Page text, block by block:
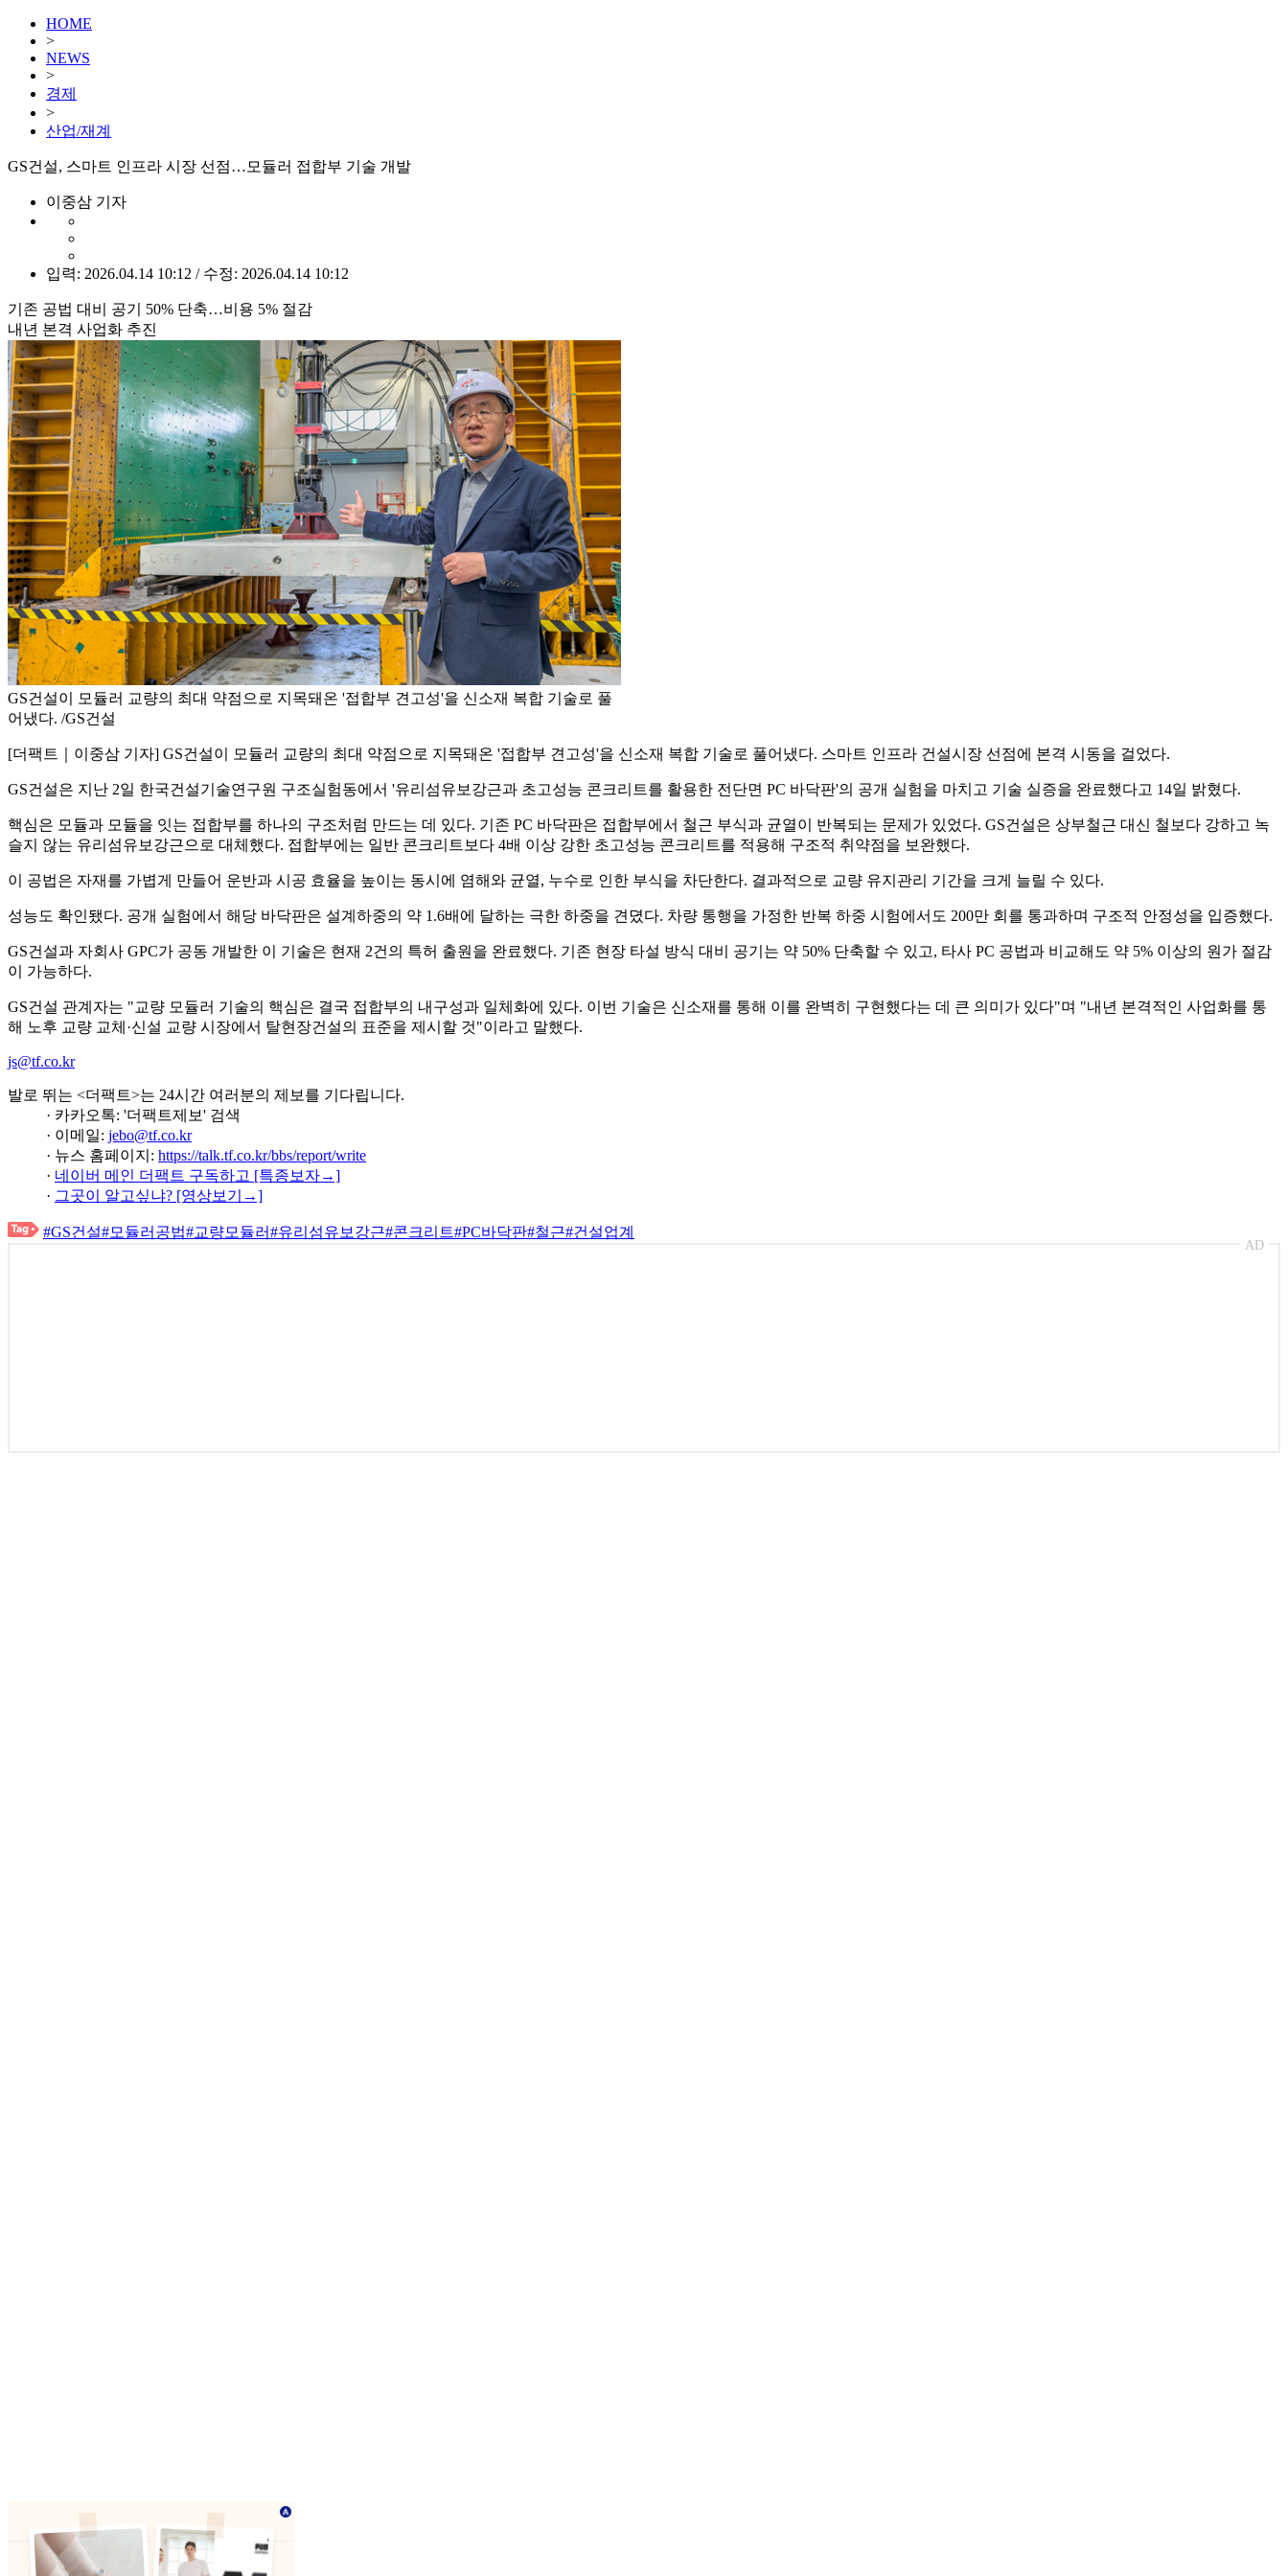
HOME
>
NEWS
>
경제
>
산업/재계
GS건설, 스마트 인프라 시장 선점…모듈러 접합부 기술 개발
이중삼 기자
입력: 2026.04.14 10:12 / 수정: 2026.04.14 10:12
기존 공법 대비 공기 50% 단축…비용 5% 절감
내년 본격 사업화 추진
GS건설이 모듈러 교량의 최대 약점으로 지목돼온 '접합부 견고성'을 신소재 복합 기술로 풀
어냈다. /GS건설
[더팩트｜이중삼 기자] GS건설이 모듈러 교량의 최대 약점으로 지목돼온 '접합부 견고성'을 신소재 복합 기술로 풀어냈다. 스마트 인프라 건설시장 선점에 본격 시동을 걸었다.
GS건설은 지난 2일 한국건설기술연구원 구조실험동에서 '유리섬유보강근과 초고성능 콘크리트를 활용한 전단면 PC 바닥판'의 공개 실험을 마치고 기술 실증을 완료했다고 14일 밝혔다.
핵심은 모듈과 모듈을 잇는 접합부를 하나의 구조처럼 만드는 데 있다. 기존 PC 바닥판은 접합부에서 철근 부식과 균열이 반복되는 문제가 있었다. GS건설은 상부철근 대신 철보다 강하고 녹
슬지 않는 유리섬유보강근으로 대체했다. 접합부에는 일반 콘크리트보다 4배 이상 강한 초고성능 콘크리트를 적용해 구조적 취약점을 보완했다.
이 공법은 자재를 가볍게 만들어 운반과 시공 효율을 높이는 동시에 염해와 균열, 누수로 인한 부식을 차단한다. 결과적으로 교량 유지관리 기간을 크게 늘릴 수 있다.
성능도 확인됐다. 공개 실험에서 해당 바닥판은 설계하중의 약 1.6배에 달하는 극한 하중을 견뎠다. 차량 통행을 가정한 반복 하중 시험에서도 200만 회를 통과하며 구조적 안정성을 입증했다.
GS건설과 자회사 GPC가 공동 개발한 이 기술은 현재 2건의 특허 출원을 완료했다. 기존 현장 타설 방식 대비 공기는 약 50% 단축할 수 있고, 타사 PC 공법과 비교해도 약 5% 이상의 원가 절감
이 가능하다.
GS건설 관계자는 "교량 모듈러 기술의 핵심은 결국 접합부의 내구성과 일체화에 있다. 이번 기술은 신소재를 통해 이를 완벽히 구현했다는 데 큰 의미가 있다"며 "내년 본격적인 사업화를 통
해 노후 교량 교체·신설 교량 시장에서 탈현장건설의 표준을 제시할 것"이라고 말했다.
js@tf.co.kr
발로 뛰는 <더팩트>는 24시간 여러분의 제보를 기다립니다.
· 카카오톡: '더팩트제보' 검색
· 이메일: jebo@tf.co.kr
· 뉴스 홈페이지: https://talk.tf.co.kr/bbs/report/write
· 네이버 메인 더팩트 구독하고 [특종보자→]
· 그곳이 알고싶냐? [영상보기→]
#GS건설#모듈러공법#교량모듈러#유리섬유보강근#콘크리트#PC바닥판#철근#건설업계
AD